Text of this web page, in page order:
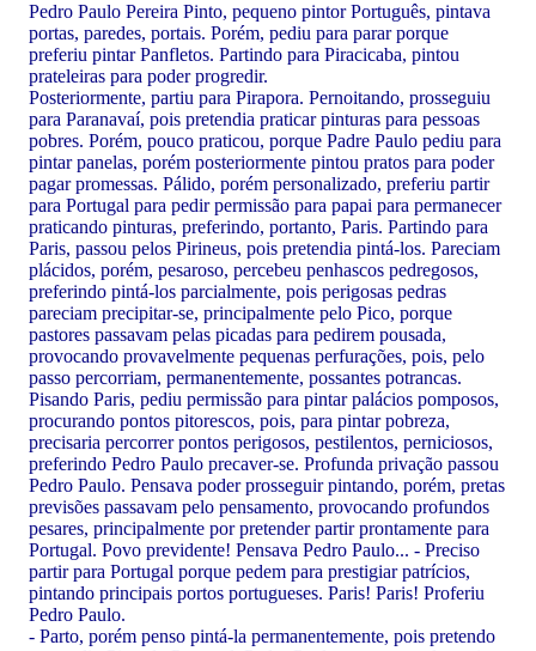
Pedro Paulo Pereira Pinto, pequeno pintor Português, pintava
portas, paredes, portais. Porém, pediu para parar porque
preferiu pintar Panfletos. Partindo para Piracicaba, pintou
prateleiras para poder progredir.
Posteriormente, partiu para Pirapora. Pernoitando, prosseguiu
para Paranavaí, pois pretendia praticar pinturas para pessoas
pobres. Porém, pouco praticou, porque Padre Paulo pediu para
pintar panelas, porém posteriormente pintou pratos para poder
pagar promessas. Pálido, porém personalizado, preferiu partir
para Portugal para pedir permissão para papai para permanecer
praticando pinturas, preferindo, portanto, Paris. Partindo para
Paris, passou pelos Pirineus, pois pretendia pintá-los. Pareciam
plácidos, porém, pesaroso, percebeu penhascos pedregosos,
preferindo pintá-los parcialmente, pois perigosas pedras
pareciam precipitar-se, principalmente pelo Pico, porque
pastores passavam pelas picadas para pedirem pousada,
provocando provavelmente pequenas perfurações, pois, pelo
passo percorriam, permanentemente, possantes potrancas.
Pisando Paris, pediu permissão para pintar palácios pomposos,
procurando pontos pitorescos, pois, para pintar pobreza,
precisaria percorrer pontos perigosos, pestilentos, perniciosos,
preferindo Pedro Paulo precaver-se. Profunda privação passou
Pedro Paulo. Pensava poder prosseguir pintando, porém, pretas
previsões passavam pelo pensamento, provocando profundos
pesares, principalmente por pretender partir prontamente para
Portugal. Povo previdente! Pensava Pedro Paulo... - Preciso
partir para Portugal porque pedem para prestigiar patrícios,
pintando principais portos portugueses. Paris! Paris! Proferiu
Pedro Paulo.
- Parto, porém penso pintá-la permanentemente, pois pretendo